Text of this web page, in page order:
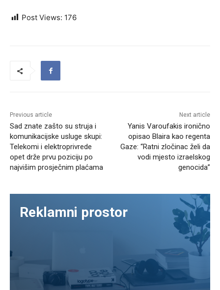
Post Views: 176
Previous article
Sad znate zašto su struja i
komunikacijske usluge skupi:
Telekomi i elektroprivrede
opet drže prvu poziciju po
najvišim prosječnim plaćama
Next article
Yanis Varoufakis ironično
opisao Blaira kao regenta
Gaze: “Ratni zločinac želi da
vodi mjesto izraelskog
genocida”
Reklamni prostor